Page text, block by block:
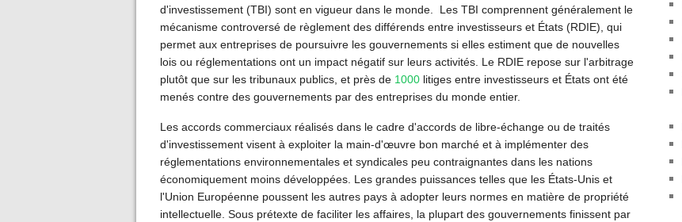
d'investissement (TBI) sont en vigueur dans le monde. Les TBI comprennent généralement le
mécanisme controversé de règlement des différends entre investisseurs et États (RDIE), qui
permet aux entreprises de poursuivre les gouvernements si elles estiment que de nouvelles
lois ou réglementations ont un impact négatif sur leurs activités. Le RDIE repose sur l'arbitrage
plutôt que sur les tribunaux publics, et près de 1000 litiges entre investisseurs et États ont été
menés contre des gouvernements par des entreprises du monde entier.
Les accords commerciaux réalisés dans le cadre d'accords de libre-échange ou de traités
d'investissement visent à exploiter la main-d'œuvre bon marché et à implémenter des
réglementations environnementales et syndicales peu contraignantes dans les nations
économiquement moins développées. Les grandes puissances telles que les États-Unis et
l'Union Européenne poussent les autres pays à adopter leurs normes en matière de propriété
intellectuelle. Sous prétexte de faciliter les affaires, la plupart des gouvernements finissent par